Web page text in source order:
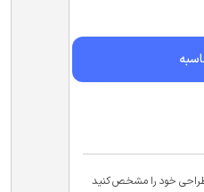
خود را مشخص کنید